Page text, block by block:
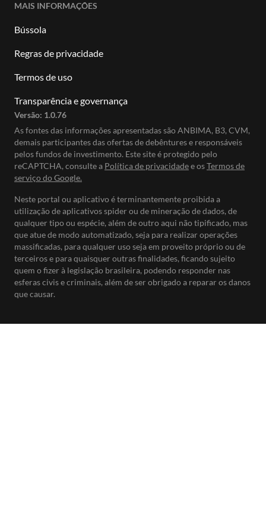
MAIS INFORMAÇÕES
Bússola
Regras de privacidade
Termos de uso
Transparência e governança
Versão: 1.0.76
As fontes das informações apresentadas são ANBIMA, B3, CVM,
demais participantes das ofertas de debêntures e responsáveis
pelos fundos de investimento. Este site é protegido pelo
reCAPTCHA, consulte a Política de privacidadee osTermos de
serviço do Google.
Neste portal ou aplicativo é terminantemente proibida a
utilização de aplicativos spider ou de mineração de dados, de
qualquer tipo ou espécie, além de outro aqui não tipificado, mas
que atue de modo automatizado, seja para realizar operações
massificadas, para qualquer uso seja em proveito próprio ou de
terceiros e para quaisquer outras finalidades, ficando sujeito
quem o fizer à legislação brasileira, podendo responder nas
esferas civis e criminais, além de ser obrigado a reparar os danos
que causar.